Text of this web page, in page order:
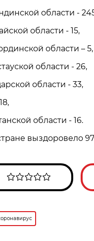
области -
области - 15,
области – 5,
области - 26,
области - 33,
области - 16.
выздоровело